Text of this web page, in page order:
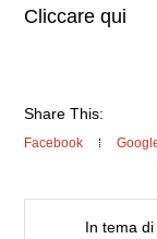
Cliccare qui
Share This:
Facebook
In tema